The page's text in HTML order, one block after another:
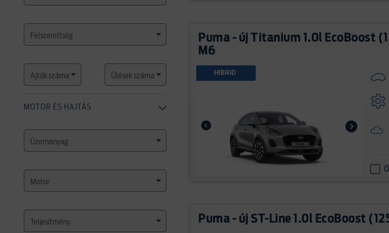
Felszereltség
Ajtók száma Ülések száma
MOTOR ÉS HAJTÁS
Üzemanyag
Motor
Teljesítmény
Puma - új Titanium 1.0l EcoBoost
M6
HIBRID
Puma - új ST-Line 1.0l EcoBoost